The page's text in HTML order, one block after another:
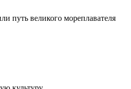
путь великого мореплавателя